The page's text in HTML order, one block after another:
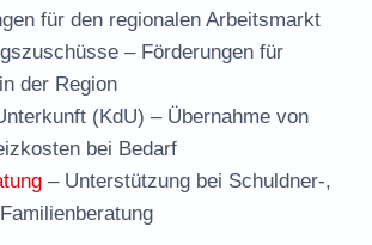
für den regionalen Arbeitsmarkt
– Förderungen für
der Region
(KdU) – Übernahme von
bei Bedarf
– Unterstützung bei Schuldner-,